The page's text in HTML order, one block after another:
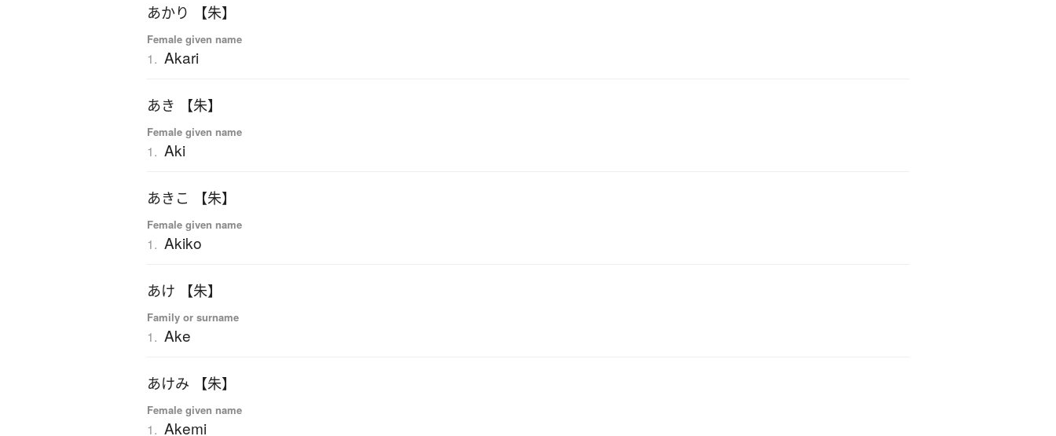
あかり 【朱】
Female given name
1. Akari
あき 【朱】
Female given name
1. Aki
あきこ 【朱】
Female given name
1. Akiko
あけ 【朱】
Family or surname
1. Ake
あけみ 【朱】
Female given name
1. Akemi